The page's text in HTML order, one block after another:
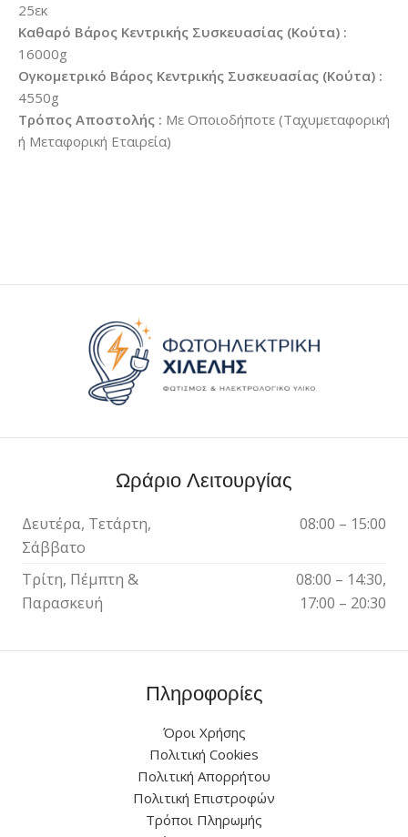
25εκ
Καθαρό Βάρος Κεντρικής Συσκευασίας (Κούτα) :
16000g
Ογκομετρικό Βάρος Κεντρικής Συσκευασίας (Κούτα) :
4550g
Τρόπος Αποστολής : Με Οποιοδήποτε (Ταχυμεταφορική
ή Μεταφορική Εταιρεία)
Ωράριο Λειτουργίας
Δευτέρα, Τετάρτη,
Σάββατο
08:00 – 15:00
Τρίτη, Πέμπτη &
Παρασκευή
08:00 – 14:30,
17:00 – 20:30
Πληροφορίες
Όροι Χρήσης
Πολιτική Cookies
Πολιτική Απορρήτου
Πολιτική Επιστροφών
Τρόποι Πληρωμής